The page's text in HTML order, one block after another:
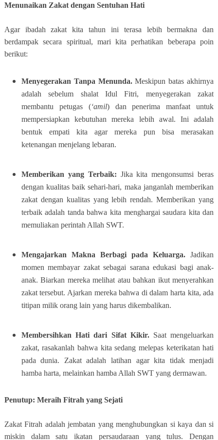
Menunaikan Zakat dengan Sentuhan Hati
Agar ibadah zakat kita tahun ini terasa lebih bermakna dan
berdampak secara spiritual, mari kita perhatikan beberapa poin
berikut:
Menyegerakan Tanpa Menunda.Meskipun batas akhirnya
adalah sebelum shalat Idul Fitri, menyegerakan zakat
membantu petugas (‘amil) dan penerima manfaat untuk
mempersiapkan kebutuhan mereka lebih awal. Ini adalah
bentuk empati kita agar mereka pun bisa merasakan
ketenangan menjelang lebaran.
Memberikan yang Terbaik: Jika kita mengonsumsi beras
dengan kualitas baik sehari-hari, maka janganlah memberikan
zakat dengan kualitas yang lebih rendah. Memberikan yang
terbaik adalah tanda bahwa kita menghargai saudara kita dan
memuliakan perintah Allah SWT.
Mengajarkan Makna Berbagi pada Keluarga.Jadikan
momen membayar zakat sebagai sarana edukasi bagi anak-
anak. Biarkan mereka melihat atau bahkan ikut menyerahkan
zakat tersebut. Ajarkan mereka bahwa di dalam harta kita, ada
titipan milik orang lain yang harus dikembalikan.
Membersihkan Hati dari Sifat Kikir. Saat mengeluarkan
zakat, rasakanlah bahwa kita sedang melepas keterikatan hati
pada dunia. Zakat adalah latihan agar kita tidak menjadi
hamba harta, melainkan hamba Allah SWT yang dermawan.
Penutup: Meraih Fitrah yang Sejati
Zakat Fitrah adalah jembatan yang menghubungkan si kaya dan si
miskin dalam satu ikatan persaudaraan yang tulus. Dengan